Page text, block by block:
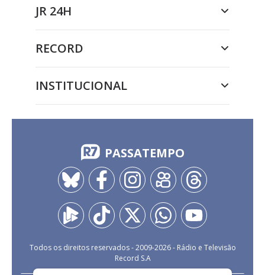
JR 24H
RECORD
INSTITUCIONAL
PASSATEMPO
Todos os direitos reservados - 2009-2026- Rádio e Televisão
Record S.A